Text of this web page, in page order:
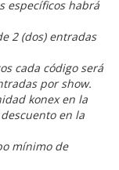
específicos habrá
2 (dos) entradas
cada código será
por show.
konex en la
en la
mínimo de